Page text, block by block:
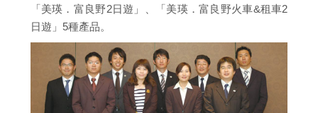
「美瑛．富良野2日遊」、「美瑛．富良野火車&租車2
日遊」5種產品。